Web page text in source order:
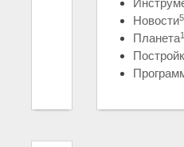
Новости
Планета